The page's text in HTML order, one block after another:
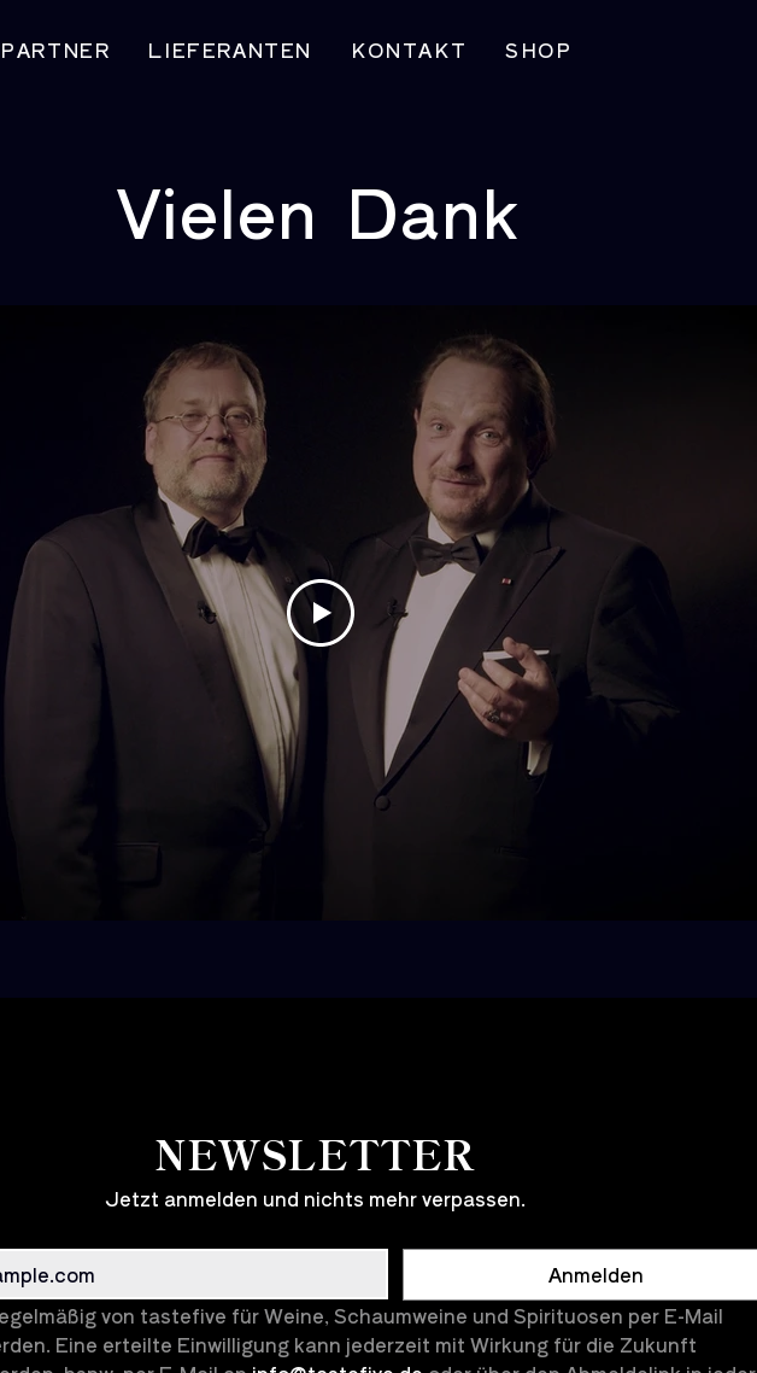
Vielen Dank
PARTNER LIEFERANTEN KONTAKT SHOP
NEWSLETTER
Jetzt anmelden und nichts mehr verpassen.
Anmelden
von tastefive für Weine, Schaumweine und Spirituosen per E-Mail
Eine erteilte Einwilligung kann jederzeit mit Wirkung für die Zukunft